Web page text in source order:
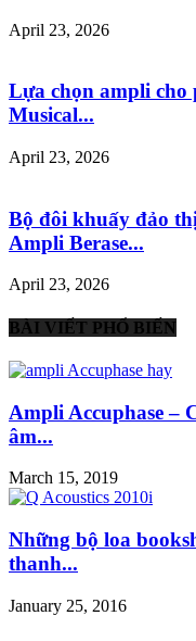
April 23, 2026
Lựa chọn ampli cho
Musical...
April 23, 2026
Bộ đôi khuấy đảo
Ampli Berase...
April 23, 2026
BÀI VIẾT PHỔ BIẾN
Ampli Accuphase –
âm...
March 15, 2019
Những bộ loa
thanh...
January 25, 2016